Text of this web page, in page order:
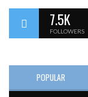
7.5K
FOLLOWERS
POPULAR